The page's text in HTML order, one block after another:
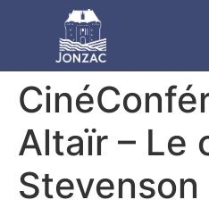
Altaïr – Le
Stevenson